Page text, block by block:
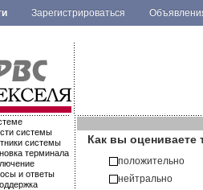
Зарегистрироваться
.
системы
системы
терминала
и ответы
.
Как вы оцениваете
положительно
нейтрально